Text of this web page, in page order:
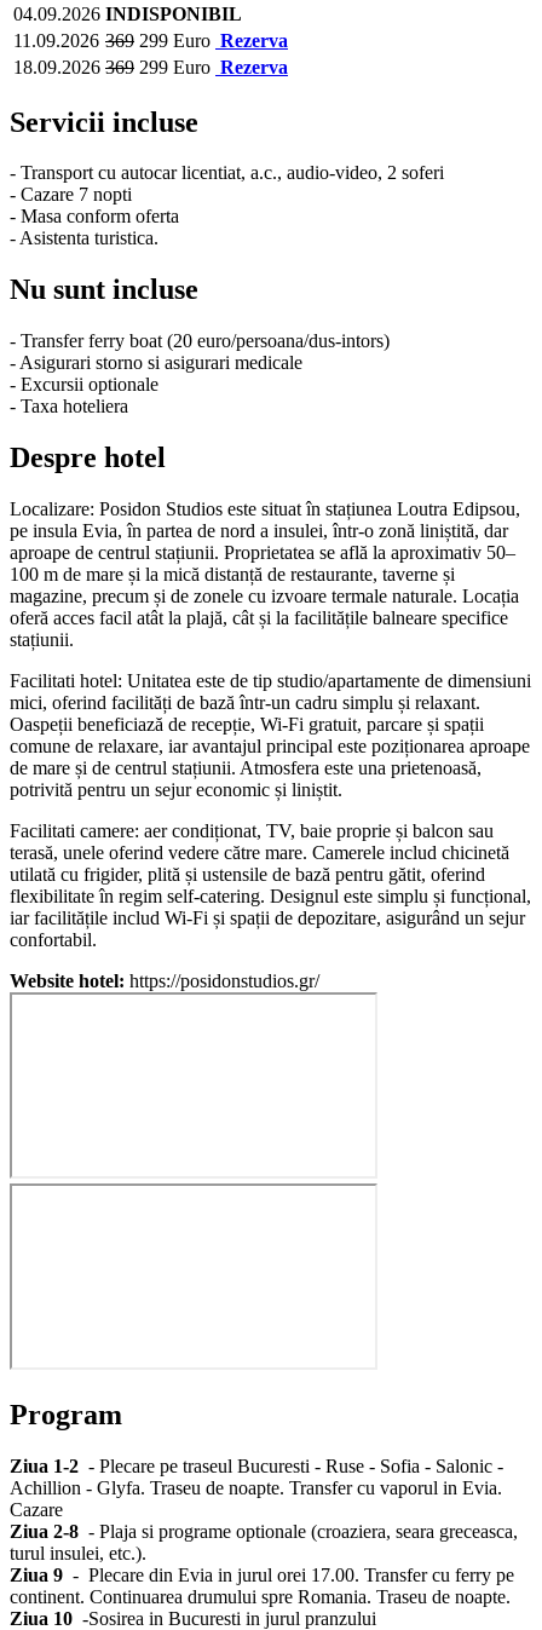
04.09.2026 INDISPONIBIL
11.09.2026 369 299 Euro Rezerva
18.09.2026 369 299 Euro Rezerva
Servicii incluse
- Transport cu autocar licentiat, a.c., audio-video, 2 soferi
- Cazare 7 nopti
- Masa conform oferta
- Asistenta turistica.
Nu sunt incluse
- Transfer ferry boat (20 euro/persoana/dus-intors)
- Asigurari storno si asigurari medicale
- Excursii optionale
- Taxa hoteliera
Despre hotel
Localizare: Posidon Studios este situat în stațiunea Loutra Edipsou,
pe insula Evia, în partea de nord a insulei, într-o zonă liniștită, dar
aproape de centrul stațiunii. Proprietatea se află la aproximativ 50–
100 m de mare și la mică distanță de restaurante, taverne și
magazine, precum și de zonele cu izvoare termale naturale. Locația
oferă acces facil atât la plajă, cât și la facilitățile balneare specifice
stațiunii.
Facilitati hotel: Unitatea este de tip studio/apartamente de dimensiuni
mici, oferind facilități de bază într-un cadru simplu și relaxant.
Oaspeții beneficiază de recepție, Wi-Fi gratuit, parcare și spații
comune de relaxare, iar avantajul principal este poziționarea aproape
de mare și de centrul stațiunii. Atmosfera este una prietenoasă,
potrivită pentru un sejur economic și liniștit.
Facilitati camere: aer condiționat, TV, baie proprie și balcon sau
terasă, unele oferind vedere către mare. Camerele includ chicinetă
utilată cu frigider, plită și ustensile de bază pentru gătit, oferind
flexibilitate în regim self-catering. Designul este simplu și funcțional,
iar facilitățile includ Wi-Fi și spații de depozitare, asigurând un sejur
confortabil.
Website hotel: https://posidonstudios.gr/
Program
Ziua 1-2 - Plecare pe traseul Bucuresti - Ruse - Sofia - Salonic -
Achillion - Glyfa. Traseu de noapte. Transfer cu vaporul in Evia.
Cazare
Ziua 2-8 - Plaja si programe optionale (croaziera, seara greceasca,
turul insulei, etc.).
Ziua 9 - Plecare din Evia in jurul orei 17.00. Transfer cu ferry pe
continent. Continuarea drumului spre Romania. Traseu de noapte.
Ziua 10 -Sosirea in Bucuresti in jurul pranzului